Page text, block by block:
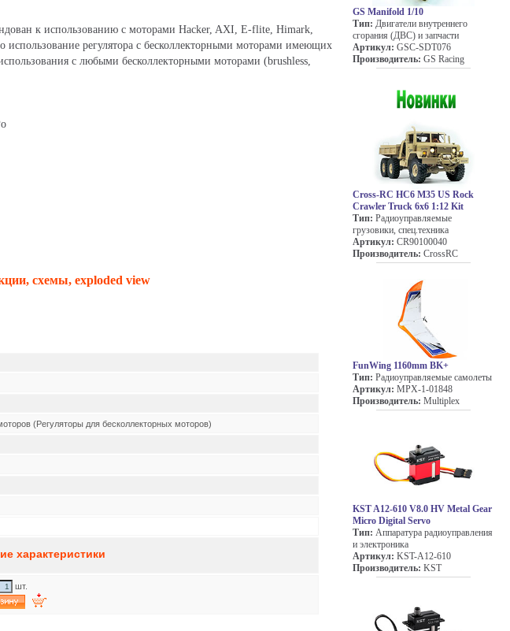
к использованию с моторами Hacker, AXI, E-flite, Himark,
регулятора с бесколлекторными моторами имеющих
с любыми бесколлекторными моторами (brushless,
схемы, exploded view
(Регуляторы для бесколлекторных моторов)
характеристики
шт.
GS Manifold 1/10
Тип: Двигатели внутреннего
сгорания (ДВС) и запчасти
Артикул: GSC-SDT076
Производитель: GS Racing
Cross-RC HC6 M35 US Rock
Crawler Truck 6x6 1:12 Kit
Тип: Радиоуправляемые
грузовики, спец.техника
Артикул: CR90100040
Производитель: CrossRC
FunWing 1160mm BK+
Тип: Радиоуправляемые самолеты
Артикул: MPX-1-01848
Производитель: Multiplex
KST A12-610 V8.0 HV Metal Gear
Micro Digital Servo
Тип: Аппаратура радиоуправления
и электроника
Артикул: KST-A12-610
Производитель: KST